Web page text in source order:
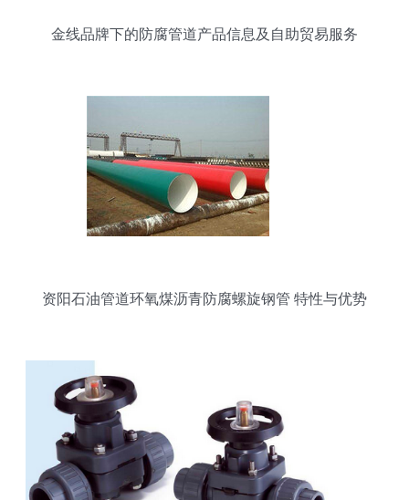
金线品牌下的防腐管道产品信息及自助贸易服务
资阳石油管道环氧煤沥青防腐螺旋钢管 特性与优势